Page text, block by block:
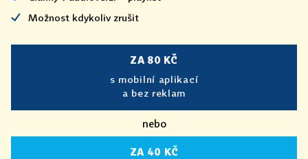
Možnost kdykoliv zrušit
ZA 80 KČ
s mobilní aplikací
a bez reklam
nebo
ZA 40 KČ